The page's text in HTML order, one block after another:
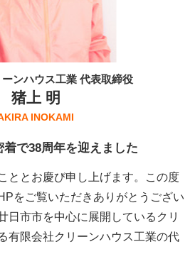
ンハウス工業 代表取締役
猪上 明
INOKAMI
で38周年を迎えました
ととお慶び申し上げます。この度
をご覧いただきありがとうござい
日市市を中心に展開しているクリ
有限会社クリーンハウス工業の代